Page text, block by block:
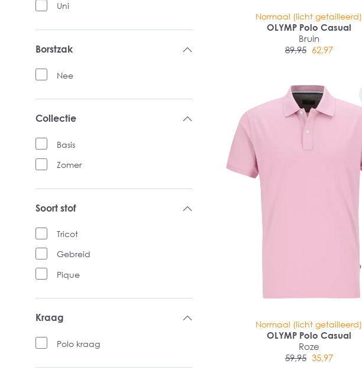
Uni
Borstzak
Nee
Collectie
Basis
Zomer
Soort stof
Tricot
Gebreid
Pique
Kraag
Polo kraag
Normaal (licht getailleerd)
OLYMP Polo Casual
Bruin
89,95 62,97
Normaal (licht getailleerd)
OLYMP Polo Casual
Roze
59,95 35,97